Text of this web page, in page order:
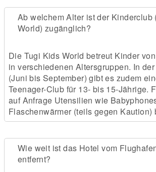
Ab welchem Alter ist der Kinderclub
World) zugänglich?
Die Tugi Kids World betreut Kinder
in verschiedenen Altersgruppen. In
(Juni bis September) gibt es zudem
Teenager-Club für 13- bis 15-Jährige.
auf Anfrage Utensilien wie
Flaschenwärmer (teils gegen Kaution)
Wie weit ist das Hotel vom
entfernt?